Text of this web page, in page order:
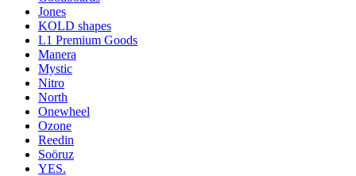
Jones
KOLD shapes
L1 Premium Goods
Manera
Mystic
Nitro
North
Onewheel
Ozone
Reedin
Soöruz
YES.